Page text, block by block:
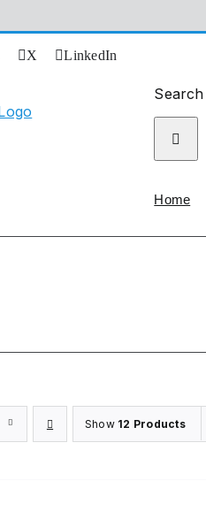
X LinkedIn
Home
Show 12 Products